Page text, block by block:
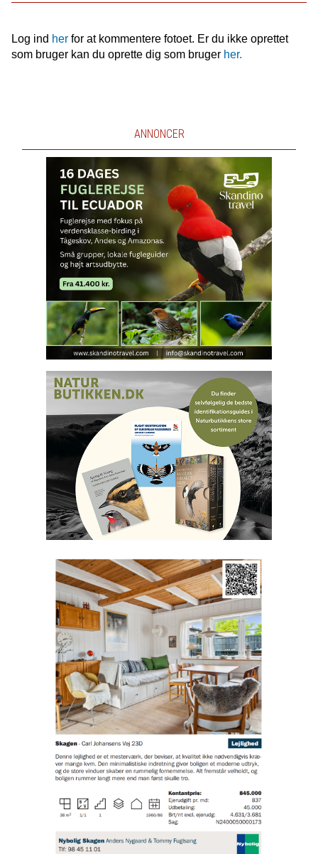
Log ind herfor at kommentere fotoet. Er du ikke oprettet
som bruger kan du oprette dig som bruger her.
ANNONCER